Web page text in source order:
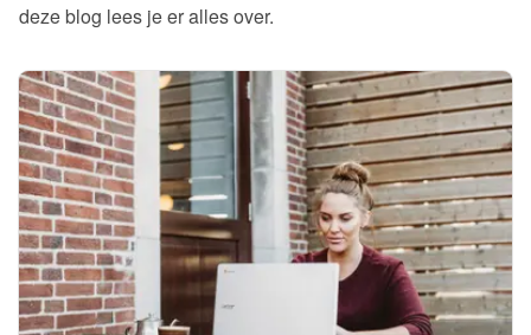
deze blog lees je er alles over.